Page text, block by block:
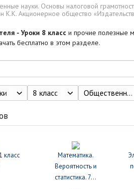
науки. Основы налоговой
К.К. Акционерное общество
- Уроки 8 класс и прочие полезные
бесплатно в этом разделе.
8 класс Общественные науки. Основы налоговой грамотности Засько В.Н., Саськов В.А., Грундел Л.П., Школьная Т.Б., Арабян К.К. Акционерное общество «Издательство «Просвещение» 2023
класс
Математика.
Вероятность и
статистика. 7...